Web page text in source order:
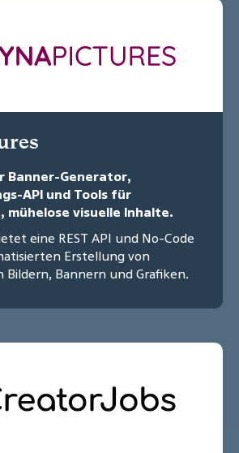
Banner-Generator,
API und Tools für
mühelose visuelle Inhalte.
eine REST API und No-Code
Erstellung von
Bildern, Bannern und Grafiken.